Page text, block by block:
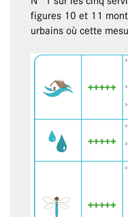
figures 10 et 11
urbains où cette